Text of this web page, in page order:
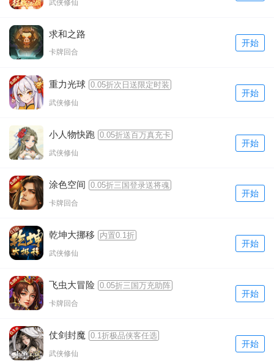
武侠修仙
求和之路
卡牌回合
开始
重力光球 0.05折次日送限定时装
武侠修仙
开始
小人物快跑 0.05折送百万真充卡
武侠修仙
开始
涂色空间 0.05折三国登录送将魂
卡牌回合
开始
乾坤大挪移 内置0.1折
武侠修仙
开始
飞虫大冒险 0.05折三国万充助阵
卡牌回合
开始
仗剑封魔 0.1折极品侠客任选
武侠修仙
开始